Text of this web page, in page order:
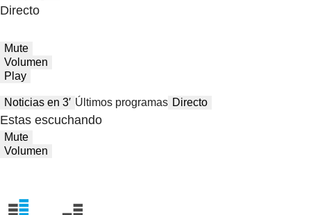
Directo
Mute
Volumen
Play
Noticias en 3′ Últimos programas Directo
Estas escuchando
Mute
Volumen